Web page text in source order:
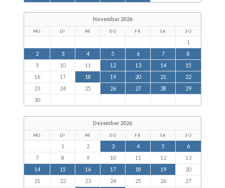
November 2026
MO DI MI DO FR SA SO
1
2
3 4 5 6 7
8
9
10 11 12 13 14
15
16
17 18 19 20 21
22
23
24 25 26 27 28
29
30
Dezember 2026
MO DI MI DO FR SA SO
1 2 3 4 5
6
7
8 9 10 11 12
13
14
15 16 17 18 19
20
21
22 23 24 25 26
27